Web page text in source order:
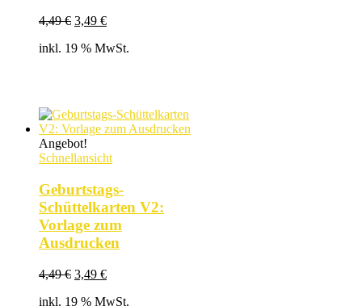
4,49€ Ursprünglicher
war:
3,49 €Aktueller
ist:
inkl. 19 % MwSt.
Angebot!
Schnellansicht
Geburtstags-
Schüttelkarten V2:
Vorlage zum
Ausdrucken
4,49€ Ursprünglicher
war:
3,49 €Aktueller
ist:
inkl. 19 % MwSt.